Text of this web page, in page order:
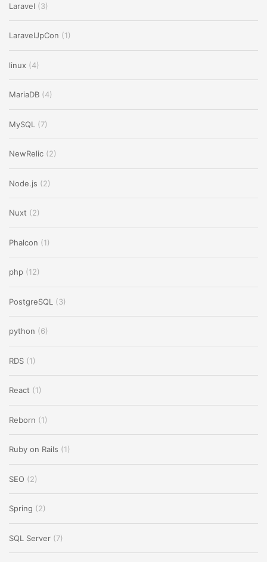
Laravel (3)
LaravelJpCon (1)
linux (4)
MariaDB (4)
MySQL (7)
NewRelic (2)
Node.js (2)
Nuxt (2)
Phalcon (1)
php (12)
PostgreSQL (3)
python (6)
RDS (1)
React (1)
Reborn (1)
Ruby on Rails (1)
SEO (2)
Spring (2)
SQL Server (7)